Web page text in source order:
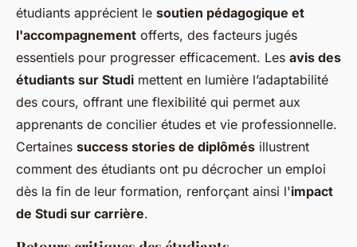
étudiants apprécient le soutien pédagogique et
l'accompagnement offerts, des facteurs jugés
essentiels pour progresser efficacement. Les avis des
étudiants sur Studi mettent en lumière l’adaptabilité
des cours, offrant une flexibilité qui permet aux
apprenants de concilier études et vie professionnelle.
Certaines success stories de diplômés illustrent
comment des étudiants ont pu décrocher un emploi
dès la fin de leur formation, renforçant ainsi l'impact
de Studi sur carrière.